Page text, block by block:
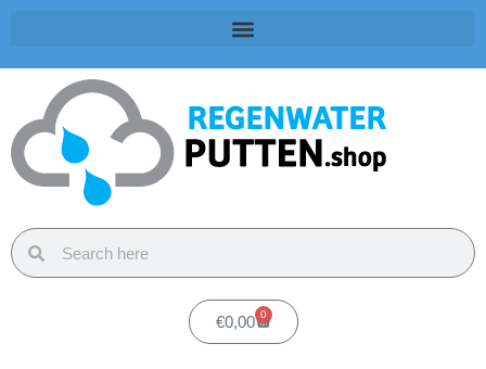
€0,00 0